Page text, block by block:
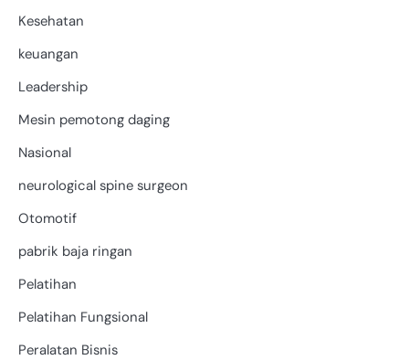
Kesehatan
keuangan
Leadership
Mesin pemotong daging
Nasional
neurological spine surgeon
Otomotif
pabrik baja ringan
Pelatihan
Pelatihan Fungsional
Peralatan Bisnis